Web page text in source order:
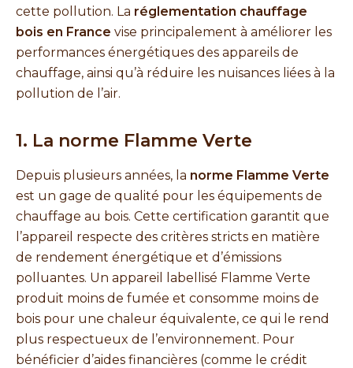
cette pollution. La réglementation chauffage
bois en France vise principalement à améliorer les
performances énergétiques des appareils de
chauffage, ainsi qu’à réduire les nuisances liées à la
pollution de l’air.
1. La norme Flamme Verte
Depuis plusieurs années, la norme Flamme Verte
est un gage de qualité pour les équipements de
chauffage au bois. Cette certification garantit que
l’appareil respecte des critères stricts en matière
de rendement énergétique et d’émissions
polluantes. Un appareil labellisé Flamme Verte
produit moins de fumée et consomme moins de
bois pour une chaleur équivalente, ce qui le rend
plus respectueux de l’environnement. Pour
bénéficier d’aides financières (comme le crédit